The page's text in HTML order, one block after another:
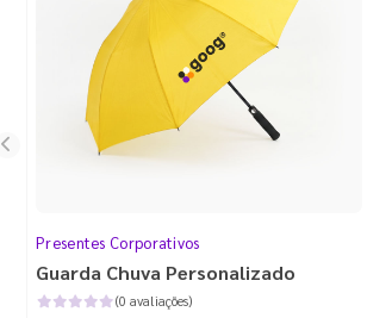
Presentes Corporativos
Guarda Chuva Personalizado
(0 avaliações)